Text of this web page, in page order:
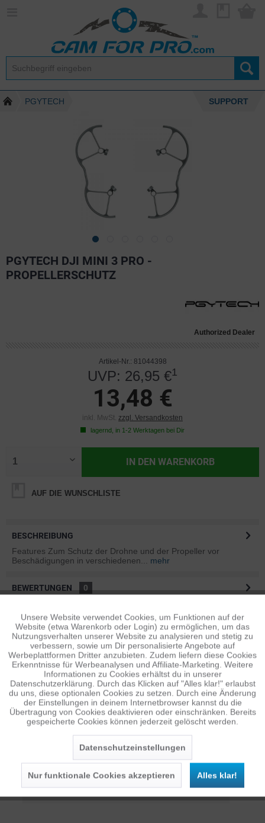
PGYTECH SUPPORT
PGYTECH DJI MINI 3 PRO -
PROPELLERSCHUTZ
Authorized Dealer
Artikel-Nr.: 81044398
UVP: 26,95 €1
13,48 €
inkl. MwSt. zzgl. Versandkosten
lagernd, in 1-2 Werktagen bei Dir
IN DEN WARENKORB
AUF DIE WUNSCHLISTE
BESCHREIBUNG
Features Zum Schutz der Drohne und der Propeller vor
Beschädigungen in verschiedenen...
mehr
BEWERTUNGEN
0
ÄHNLICHE ARTIKEL
Diese Artikel sind dem Produkt ähnlich ...mehr
Persönliche Empfehlungen
Funktionale Aktiv
Tracking Inaktiv
Personalisierung Inaktiv
Service Inaktiv
Unsere Website verwendet Cookies, um Funktionen auf der
Website (etwa Warenkorb oder Login) zu ermöglichen, um das
Nutzungsverhalten unserer Website zu analysieren und stetig zu
verbessern, sowie um Dir personalisierte Angebote auf
Werbeplattformen Dritter anzubieten. Zudem liefern diese Cookies
Erkenntnisse für Werbeanalysen und Affiliate-Marketing. Weitere
Informationen zu Cookies erhältst du in unserer
Datenschutzerklärung. Durch das Klicken auf "Alles klar!" erlaubst
du uns, diese optionalen Cookies zu setzen. Durch eine Änderung
der Einstellungen in deinem Internetbrowser kannst du die
Übertragung von Cookies deaktivieren oder einschränken. Bereits
gespeicherte Cookies können jederzeit gelöscht werden.
Datenschutzeinstellungen
Nur funktionale Cookies akzeptieren Alles klar!